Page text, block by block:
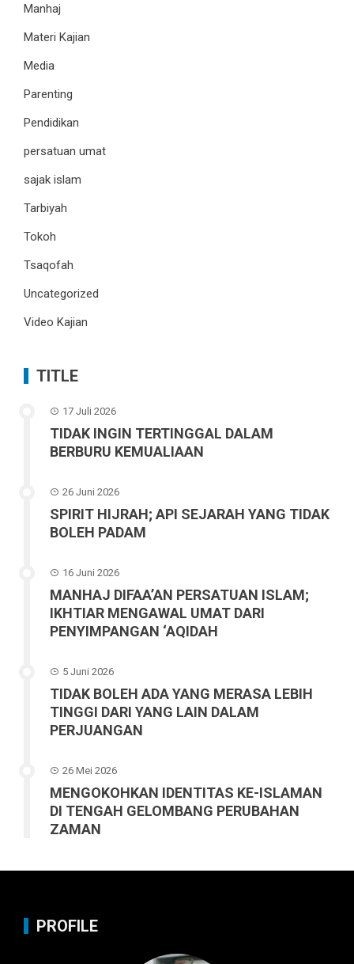
Manhaj
Materi Kajian
Media
Parenting
Pendidikan
persatuan umat
sajak islam
Tarbiyah
Tokoh
Tsaqofah
Uncategorized
Video Kajian
TITLE
17 Juli 2026
TIDAK INGIN TERTINGGAL DALAM
BERBURU KEMUALIAAN
26 Juni 2026
SPIRIT HIJRAH; API SEJARAH YANG TIDAK
BOLEH PADAM
16 Juni 2026
MANHAJ DIFAA’AN PERSATUAN ISLAM;
IKHTIAR MENGAWAL UMAT DARI
PENYIMPANGAN ‘AQIDAH
5 Juni 2026
TIDAK BOLEH ADA YANG MERASA LEBIH
TINGGI DARI YANG LAIN DALAM
PERJUANGAN
26 Mei 2026
MENGOKOHKAN IDENTITAS KE-ISLAMAN
DI TENGAH GELOMBANG PERUBAHAN
ZAMAN
PROFILE